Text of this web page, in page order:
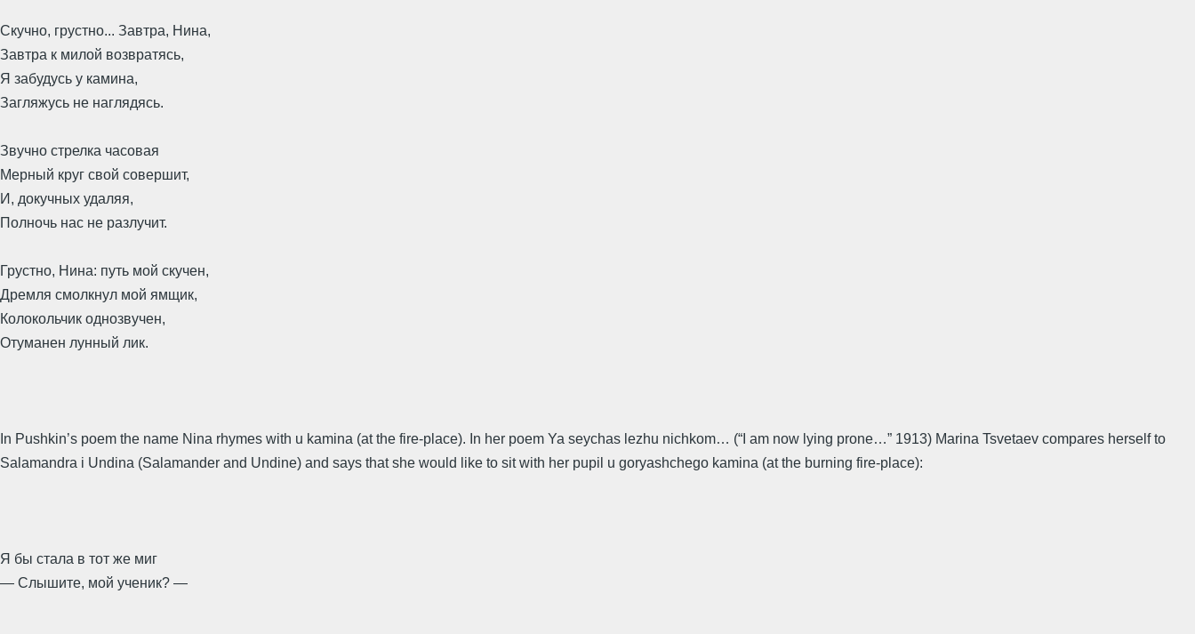
Скучно, грустно... Завтра, Нина,
Завтра к милой возвратясь,
Я забудусь у камина,
Загляжусь не наглядясь.
Звучно стрелка часовая
Мерный круг свой совершит,
И, докучных удаляя,
Полночь нас не разлучит.
Грустно, Нина: путь мой скучен,
Дремля смолкнул мой ямщик,
Колокольчик однозвучен,
Отуманен лунный лик.
In Pushkin’s poem the name Nina rhymes with u kamina (at the fire-place). In her poem Ya seychas lezhu nichkom… (“I am now lying prone…” 1913) Marina Tsvetaev compares herself to
Salamandra i Undina (Salamander and Undine) and says that she would like to sit with her pupil u goryashchego kamina (at the burning fire-place):
Я бы стала в тот же миг
— Слышите, мой ученик? —